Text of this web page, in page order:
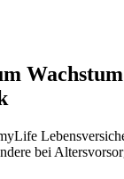
Wachstum
bei